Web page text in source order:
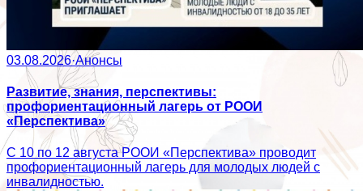
03.08.2026·Анонсы
Развитие, знания, перспективы:
профориентационный лагерь от РООИ
«Перспектива»
С 10 по 12 августа РООИ «Перспектива» проводит
профориентационный лагерь для молодых людей с
инвалидностью.